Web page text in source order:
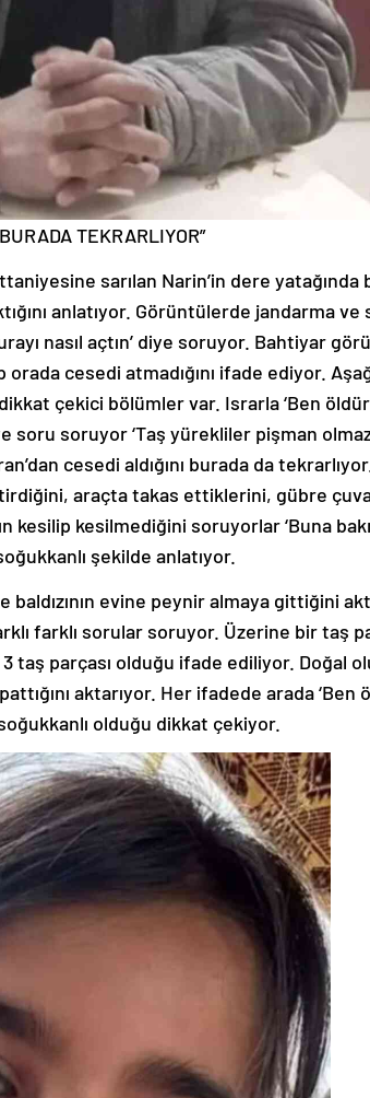
TEKRARLIYOR”
sarılan Narin’in dere yatağında
anlatıyor. Görüntülerde jandarma ve
nasıl açtın’ diye soruyor. Bahtiyar
cesedi atmadığını ifade ediyor.
çekici bölümler var. Israrla ‘Ben
soru soruyor ‘Taş yürekliler pişman
cesedi aldığını burada da
araçta takas ettiklerini, gübre
kesilip kesilmediğini soruyorlar ‘Buna
şekilde anlatıyor.
baldızının evine peynir almaya gittiğini
farklı sorular soruyor. Üzerine bir taş
taş parçası olduğu ifade ediliyor. Doğal
aktarıyor. Her ifadede arada ‘Ben
olduğu dikkat çekiyor.